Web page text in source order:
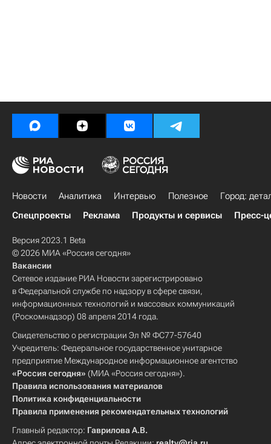
Новости Аналитика Интервью Полезное
Город:
Спецпроекты
Реклама Продукты и сервисы Пресс-
Версия 2023.1 Beta
© 2026 МИА «Россия сегодня»
Вакансии
Сетевое издание РИА Новости зарегистрировано
в Федеральной службе по надзору в сфере связи,
информационных технологий и массовых коммуникаций
(Роскомнадзор) 08 апреля 2014 года.
Свидетельство о регистрации Эл № ФС77-57640
Учредитель: Федеральное государственное унитарное
предприятие Международное информационное агентство
«Россия сегодня» (МИА «Россия сегодня»).
Правила использования материалов
Политика конфиденциальности
Правила применения рекомендательных технологий
Главный редактор: Гаврилова А.В.